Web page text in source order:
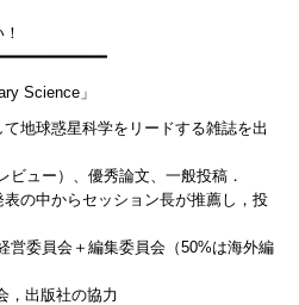
Science」
地球惑星科学をリードする雑誌を出
ビュー）、優秀論文、一般投稿．
の中からセッション長が推薦し，投
営委員会＋編集委員会（50%は海外編
，出版社の協力